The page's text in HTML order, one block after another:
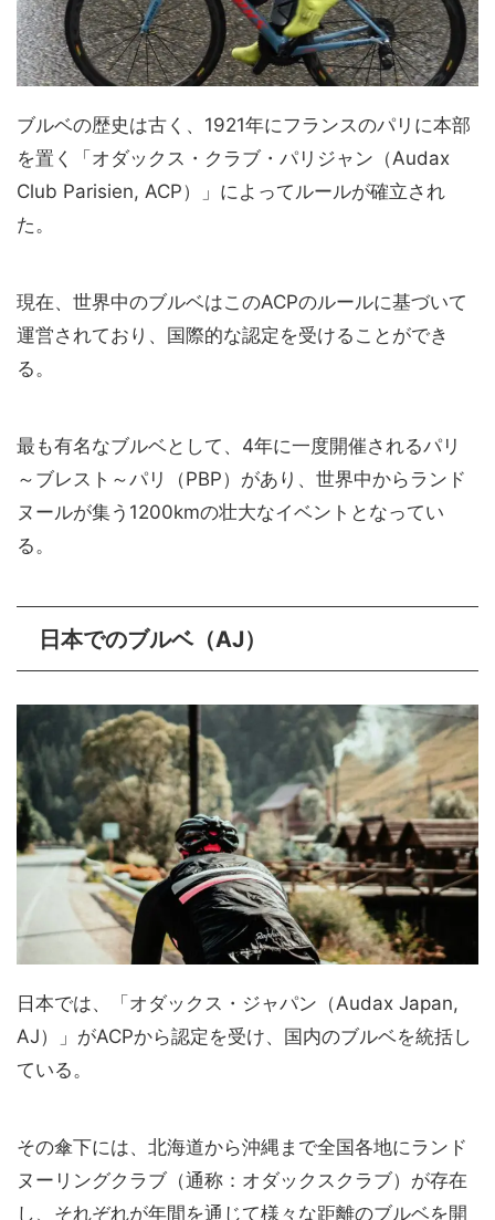
ブルベの歴史は古く、1921年にフランスのパリに本部
を置く「オダックス・クラブ・パリジャン（Audax
Club Parisien, ACP）」によってルールが確立され
た。
現在、世界中のブルベはこのACPのルールに基づいて
運営されており、国際的な認定を受けることができ
る。
最も有名なブルベとして、4年に一度開催されるパリ
～ブレスト～パリ（PBP）があり、世界中からランド
ヌールが集う1200kmの壮大なイベントとなってい
る。
日本でのブルベ（AJ）
日本では、「オダックス・ジャパン（Audax Japan,
AJ）」がACPから認定を受け、国内のブルベを統括し
ている。
その傘下には、北海道から沖縄まで全国各地にランド
ヌーリングクラブ（通称：オダックスクラブ）が存在
し、それぞれが年間を通じて様々な距離のブルベを開